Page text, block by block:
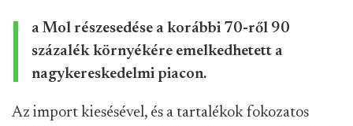
a Mol részesedése a korábbi 70-ről 90
százalék környékére emelkedhetett a
nagykereskedelmi piacon.
Az import kiesésével, és a tartalékok fokozatos